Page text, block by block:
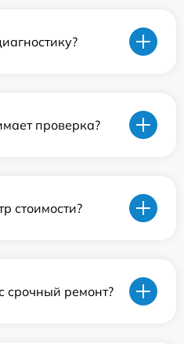
проверка?
стоимости?
срочный ремонт?